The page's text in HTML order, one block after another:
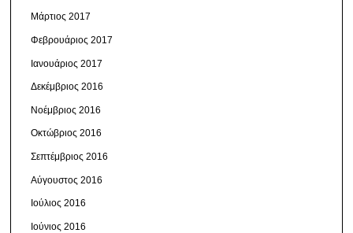
Μάρτιος 2017
Φεβρουάριος 2017
Ιανουάριος 2017
Δεκέμβριος 2016
Νοέμβριος 2016
Οκτώβριος 2016
Σεπτέμβριος 2016
Αύγουστος 2016
Ιούλιος 2016
Ιούνιος 2016